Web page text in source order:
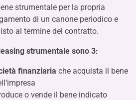
strumentale per la propria
di un canone periodico e
al termine del contratto.
strumentale sono 3:
finanziaria che acquista il bene
o vende il bene indicato